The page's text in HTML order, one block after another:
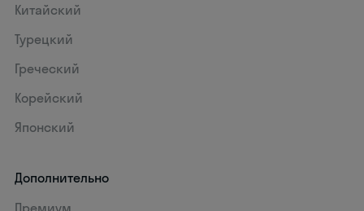
Китайский
Турецкий
Греческий
Корейский
Японский
Дополнительно